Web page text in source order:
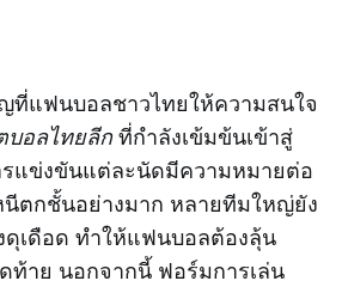
ที่แฟนบอลชาวไทยให้ความสนใจ
บอลไทยลีกที่กำลังเข้มข้นเข้าสู่
รแข่งขันแต่ละนัดมีความหมายต่อ
ตกชั้นอย่างมาก หลายทีมใหญ่ยัง
ดุเดือด ทำให้แฟนบอลต้องลุ้น
ท้าย นอกจากนี้ ฟอร์มการเล่น